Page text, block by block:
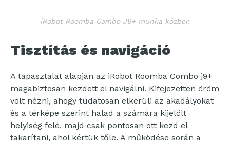
iRobot Roomba Combo J9+ munka közben
Tisztítás és navigáció
A tapasztalat alapján az iRobot Roomba Combo j9+
magabiztosan kezdett el navigálni. Kifejezetten öröm
volt nézni, ahogy tudatosan elkerüli az akadályokat
és a térképe szerint halad a számára kijelölt
helyiség felé, majd csak pontosan ott kezd el
takarítani, ahol kértük tőle. A működése során a